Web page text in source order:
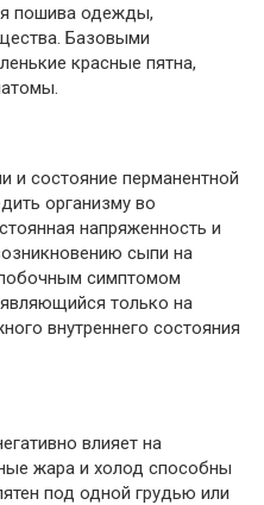
пошива одежды,
Базовыми
красные пятна,
и состояние перманентной
организму во
напряженность и
сыпи на
симптомом
только на
внутреннего состояния
влияет на
жара и холод способны
под одной грудью или